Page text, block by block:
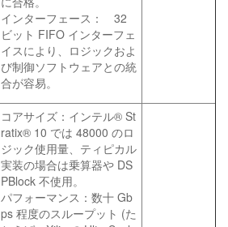
インターフェース： 32
ビット FIFO インターフェ
イスにより、ロジックおよ
び制御ソフトウェアとの統
合が容易。
コアサイズ：インテル® St
ratix® 10 では 48000 のロ
ジック使用量、ティピカル
実装の場合は乗算器や DS
PBlock 不使用。
パフォーマンス：数十 Gb
ps 程度のスループット (た